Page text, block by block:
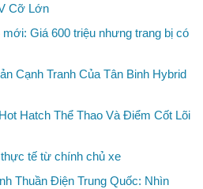
Cỡ Lớn
Giá 600 triệu nhưng trang bị có
Cạnh Tranh Của Tân Binh Hybrid
Hatch Thể Thao Và Điểm Cốt Lõi
tế từ chính chủ xe
Thuần Điện Trung Quốc: Nhìn